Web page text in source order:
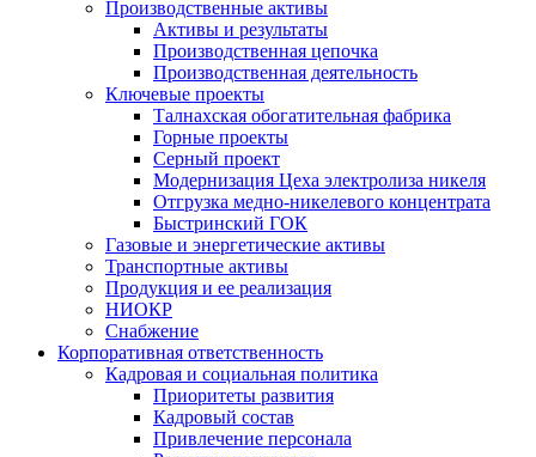
Производственные активы
Активы и результаты
Производственная цепочка
Производственная деятельность
Ключевые проекты
Талнахская обогатительная фабрика
Горные проекты
Серный проект
Модернизация Цеха электролиза никеля
Отгрузка медно-никелевого концентрата
Быстринский ГОК
Газовые и энергетические активы
Транспортные активы
Продукция и ее реализация
НИОКР
Снабжение
Корпоративная ответственность
Кадровая и социальная политика
Приоритеты развития
Кадровый состав
Привлечение персонала